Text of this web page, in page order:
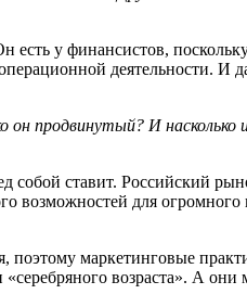
у финансистов,
деятельности. И
он продвинутый? И
собой ставит. Российский
возможностей для
поэтому маркетинговые
возраста». А они